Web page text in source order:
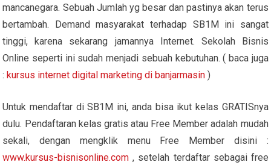
mancanegara. Sebuah Jumlah yg besar dan pastinya akan terus
bertambah. Demand masyarakat terhadap SB1M ini sangat
tinggi, karena sekarang jamannya Internet. Sekolah Bisnis
Online seperti ini sudah menjadi sebuah kebutuhan. ( baca juga
: kursus internet digital marketing di banjarmasin )
Untuk mendaftar di SB1M ini, anda bisa ikut kelas GRATISnya
dulu. Pendaftaran kelas gratis atau Free Member adalah mudah
sekali, dengan mengklik menu Free Member disini :
www.kursus-bisnisonline.com , setelah terdaftar sebagai free